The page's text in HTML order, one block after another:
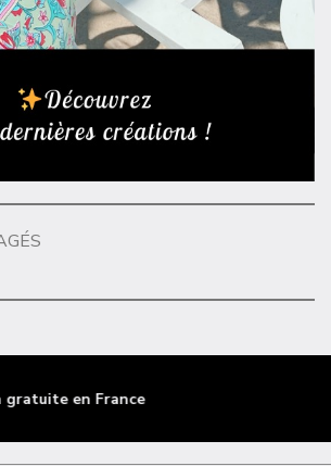
Livraison gratuite en France